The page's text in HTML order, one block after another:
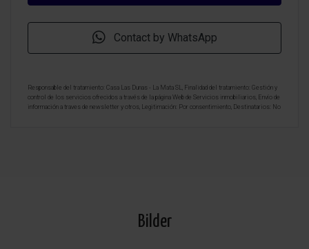
Contact by WhatsApp
Responsable del tratamiento: Casa Las Dunas - La Mata SL, Finalidad del tratamiento: Gestión y
control de los servicios ofrecidos a través de la página Web de Servicios inmobiliarios, Envío de
información a traves de newsletter y otros, Legitimación: Por consentimiento, Destinatarios: No
Bilder